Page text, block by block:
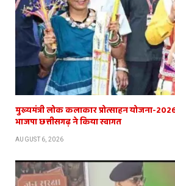
मुख्यमंत्री लोक कलाकार प्रोत्साहन योजना-
भाजपा छत्तीसगढ़ ने किया स्वागत
AUGUST 6, 2026